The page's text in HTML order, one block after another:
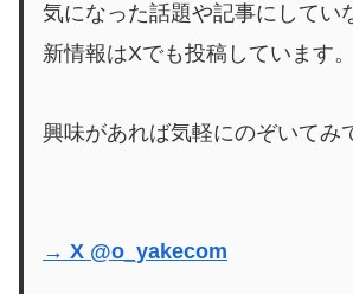
気になった話題や記事にしてい
新情報はXでも投稿しています。
興味があれば気軽にのぞいてみ
→ X @o_yakecom